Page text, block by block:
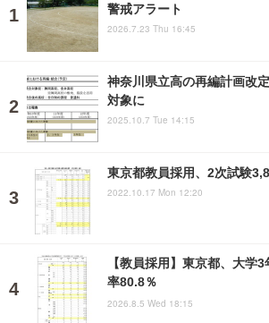
警戒アラート
2026.7.23 Thu 16:45
神奈川県立高の再編計画改
対象に
2025.10.7 Tue 14:15
東京都教員採用、2次試験
2022.10.17 Mon 12:20
【教員採用】東京都、大学
率80.8％
2026.8.5 Wed 18:15